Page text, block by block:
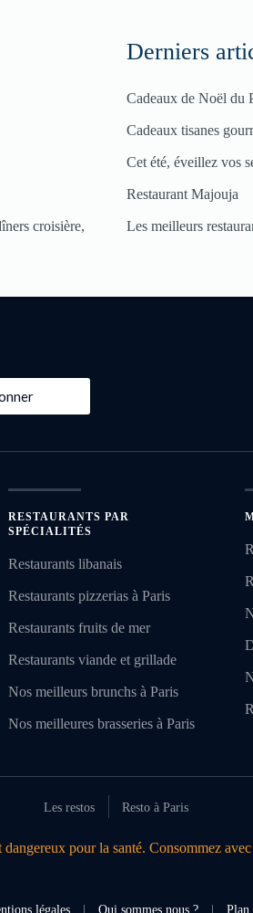
croisière,
Derniers
Cadeaux de Noël du
Cadeaux tisanes
Cet été, éveillez vos
Restaurant Majouja
Les meilleurs
RESTAURANTS PAR
SPÉCIALITÉS
Restaurants libanais
Restaurants pizzerias à Paris
Restaurants fruits de mer
Restaurants viande et grillade
Nos meilleurs brunchs à Paris
Nos meilleures brasseries à Paris
Les restos Resto à Paris
dangereux pour la santé. Consommez
légales| Qui sommes nous ?| Plan